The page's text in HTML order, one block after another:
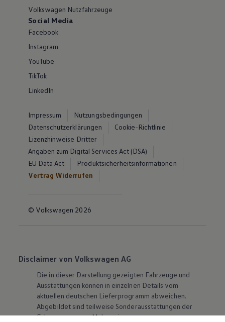
Volkswagen Nutzfahrzeuge
Social Media
Facebook
Instagram
YouTube
TikTok
LinkedIn
Impressum
Nutzungsbedingungen
Datenschutzerklärungen
Cookie-Richtlinie
Lizenzhinweise Dritter
Angaben zum Digital Services Act (DSA)
EU Data Act
Produktsicherheitsinformationen
Vertrag Widerrufen
© Volkswagen 2026
Disclaimer von Volkswagen AG
Die in dieser Darstellung gezeigten Fahrzeuge und
Ausstattungen können in einzelnen Details vom
aktuellen deutschen Lieferprogramm abweichen.
Abgebildet sind teilweise Sonderausstattungen der
Fahrzeuge gegen Mehrpreis.